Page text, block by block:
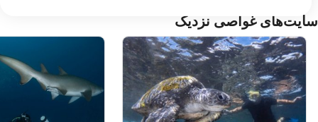
سایت‌های غواصی نزدیک
Store and/or access information on a device
Use limited data to select advertising
Create profiles for personalised advertising